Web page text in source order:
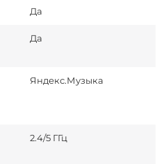
Да
Да
Яндекс.Музыка
2.4/5 ГГц